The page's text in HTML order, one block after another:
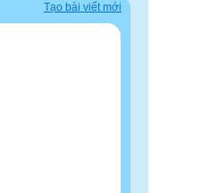
Tạo bài viết mới